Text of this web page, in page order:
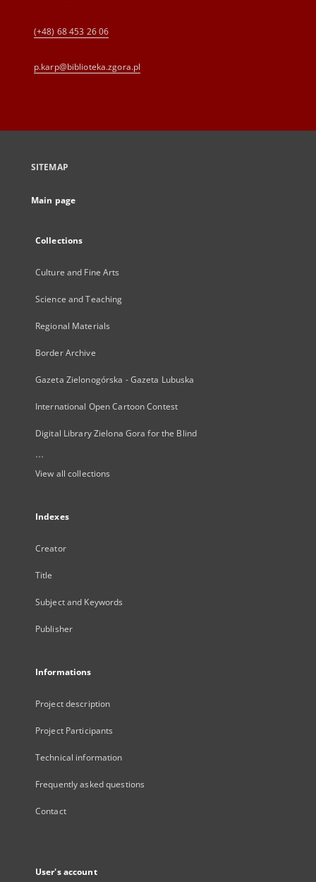
(+48) 68 453 26 06
p.karp@biblioteka.zgora.pl
SITEMAP
Main page
Collections
Culture and Fine Arts
Science and Teaching
Regional Materials
Border Archive
Gazeta Zielonogórska - Gazeta Lubuska
International Open Cartoon Contest
Digital Library Zielona Gora for the Blind
...
View all collections
Indexes
Creator
Title
Subject and Keywords
Publisher
Informations
Project description
Project Participants
Technical information
Frequently asked questions
Contact
User's account